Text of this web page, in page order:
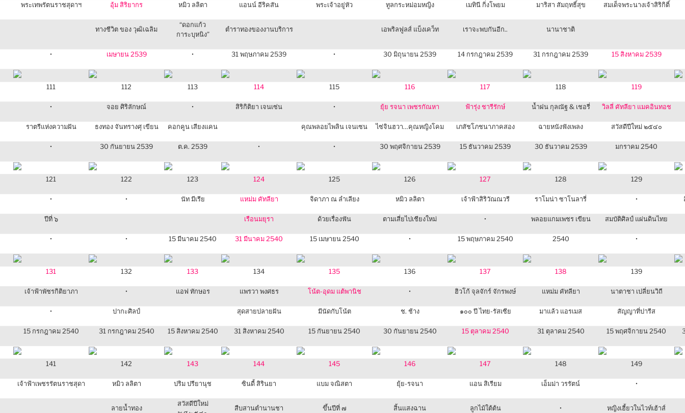
พระเทพรัตนราชสุดาฯ อุ้ม สิริยากร หมิว ลลิตา แอนน์ อีริคสัน พระเจ้าอยู่หัว ทูลกระหม่อมหญิง เมทินี กิ่งโพยม มาริสา สัมฤทธิ์สุข สมเด็จพระนางเจ้าสิริกิติ์
ทางชีวิต ของ วุฒิเฉลิม
“ดอกแก้ว
การะบุหนิง”
ตำราทองของงานบริการ เอพริลฟูลส์ แบ็งเคว็ท เราจะพบกันอีก.. นานาชาติ
• เมษายน 2539 • 31 พฤษภาคม 2539 • 30 มิถุนายน 2539 14 กรกฎาคม 2539 31 กรกฎาคม 2539 15 สิงหาคม 2539
111 112 113 114 115 116 117 118 119
• จอย ศิริลักษณ์ • สิริกิติยา เจนเซ่น • ยุ้ย รจนา เพชรกัณหา ฟ้ารุ่ง ชารีรักษ์ น้ำฝน กุลณัฐ & เชอรี่ วิลลี่ คัทลียา แมคอินทอช
ราตรีแห่งความฝัน ธงทอง จันทรางศุ เขียน คอกคูน เสียงแคน คุณพลอยไพลิน เจนเซน ไซ่จินฮวา…คุณหญิงโคม เภสัชโภชนาภาคสอง ฉายหนังฟังเพลง สวัสดีปีใหม่ ๒๕๔๐
• 30 กันยายน 2539 ต.ค. 2539 • • 30 พฤศจิกายน 2539 15 ธันวาคม 2539 30 ธันวาคม 2539 มกราคม 2540
121 122 123 124 125 126 127 128 129
• • นัท มีเรีย แหม่ม คัทลียา จิดาภา ณ ลำเลียง หมิว ลลิตา เจ้าฟ้าสิริวัณณวรี ราโมน่า ซาโนลารี่ •
ปีที่ ๖ เรือนมยุรา ด้วยเรื่องฟัน ตามเสี่ยไปเชียงใหม่ • พลอยแกมเพชร เขียน สมบัติศิลป์ แผ่นดินไทย
• • 15 มีนาคม 2540 31 มีนาคม 2540 15 เมษายน 2540 • 15 พฤษภาคม 2540 2540 •
131 132 133 134 135 136 137 138 139
เจ้าฟ้าพัชรกิติยาภา • แอฟ ทักษอร แพรวา พงศธร โน้ต-อุดม แต้พานิช • ฮิวโก้ จุลจักร์ จักรพงษ์ แหม่ม คัทลียา นาตาชา เปลี่ยนวิถี
• ปากะศิลป์ สุดสายปลายฝัน มีนัดกับโน้ต ช. ช้าง ๑๐๐ ปี ไทย-รัสเซีย มาแล้ว แอรเมส สัญญาที่ปารีส
15 กรกฎาคม 2540 31 กรกฎาคม 2540 15 สิงหาคม 2540 31 สิงหาคม 2540 15 กันยายน 2540 30 กันยายน 2540 15 ตุลาคม 2540 31 ตุลาคม 2540 15 พฤศจิกายน 2540
141 142 143 144 145 146 147 148 149
เจ้าฟ้าเพชรรัตนราชสุดา หมิว ลลิตา ปริม ปรียานุช ซินดี้ สิรินยา แบม จณิสตา ยุ้ย-รจนา แอน สิเรียม เอ็มม่า วรรัตน์ •
ลายน้ำทอง
สวัสดีปีใหม่
สืบสานตำนานชา ขึ้นปีที่ ๗ สิ้นแสงฉาน ลูกไม้ใต้ต้น • หญิงเฮี้ยวในไวท์เฮ้าส์